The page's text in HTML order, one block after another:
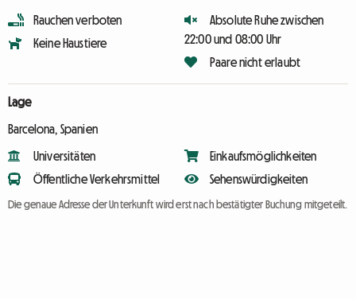
Rauchen verboten
Keine Haustiere
Absolute Ruhe zwischen
22:00 und 08:00 Uhr
Paare nicht erlaubt
Lage
Barcelona, Spanien
Universitäten
Öffentliche Verkehrsmittel
Einkaufsmöglichkeiten
Sehenswürdigkeiten
Die genaue Adresse der Unterkunft wird erst nach bestätigter Buchung mitgeteilt.